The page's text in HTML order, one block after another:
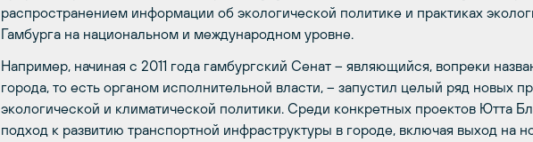
распространением информации об экологической политике и практиках
Гамбурга на национальном и международном уровне.
Например, начиная с 2011 года гамбургский Сенат – являющийся, вопреки
города, то есть органом исполнительной власти, – запустил целый ряд новых
экологической и климатической политики. Среди конкретных проектов Ютта
подход к развитию транспортной инфраструктуры в городе, включая выход на